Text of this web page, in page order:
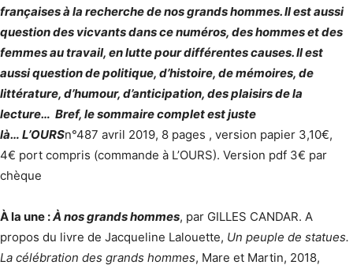
françaises à la recherche de nos grands hommes. Il est aussi
question des vicvants dans ce numéros, des hommes et des
femmes au travail, en lutte pour différentes causes. Il est
aussi question de politique, d’histoire, de mémoires, de
littérature, d’humour, d’anticipation, des plaisirs de la
lecture… Bref, le sommaire complet est juste
là… L’OURSn°487 avril 2019, 8 pages , version papier 3,10€,
4€ port compris (commande à L’OURS). Version pdf 3€ par
chèque
À la une :À nos grands hommes, par GILLES CANDAR. A
propos du livre de Jacqueline Lalouette, Un peuple de statues.
La célébration des grands hommes, Mare et Martin, 2018,